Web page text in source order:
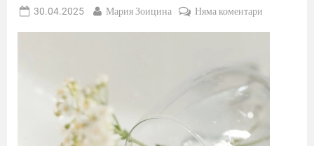
Posted
30.04.2025 By
Мария Зоицина Няма коментариза